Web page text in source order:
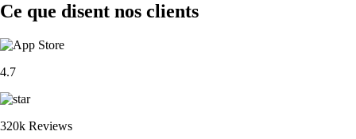
Ce que disent nos clients
4.7
320k Reviews